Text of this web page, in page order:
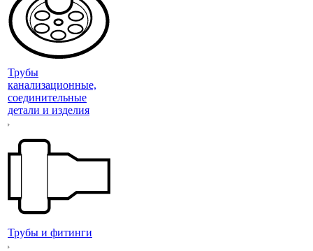
Трубы
канализационные,
соединительные
детали и изделия
Трубы и фитинги